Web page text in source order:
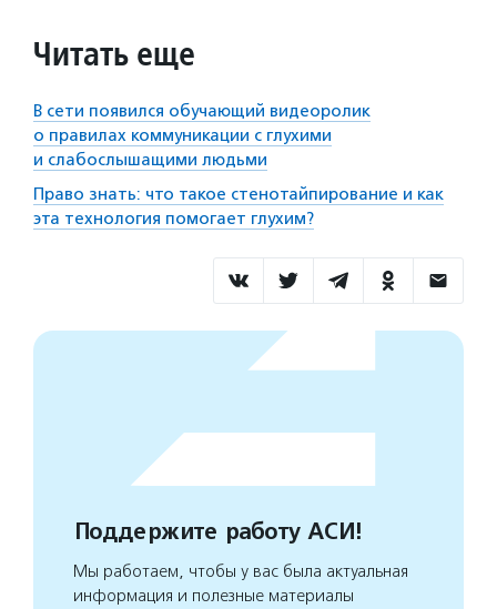
Читать еще
В сети появился обучающий видеоролик
о правилах коммуникации с глухими
и слабослышащими людьми
Право знать: что такое стенотайпирование и как
эта технология помогает глухим?
Поддержите работу АСИ!
Мы работаем, чтобы у вас была актуальная
информация и полезные материалы